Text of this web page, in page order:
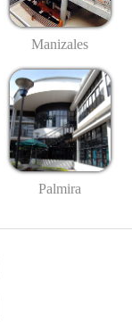
Manizales
Palmira